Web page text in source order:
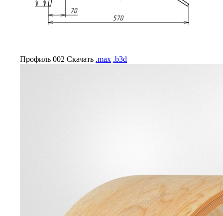
Профиль 002 Скачать .max .b3d